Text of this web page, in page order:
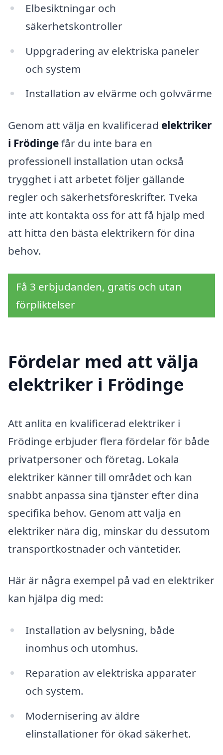
Elbesiktningar och
säkerhetskontroller
Uppgradering av elektriska paneler
och system
Installation av elvärme och golvvärme
Genom att välja en kvalificerad elektriker
i Frödingefår du inte bara en
professionell installation utan också
trygghet i att arbetet följer gällande
regler och säkerhetsföreskrifter. Tveka
inte att kontakta oss för att få hjälp med
att hitta den bästa elektrikern för dina
behov.
Få 3 erbjudanden, gratis och utan
förpliktelser
Fördelar med att välja
elektriker i Frödinge
Att anlita en kvalificerad elektriker i
Frödinge erbjuder flera fördelar för både
privatpersoner och företag. Lokala
elektriker känner till området och kan
snabbt anpassa sina tjänster efter dina
specifika behov. Genom att välja en
elektriker nära dig, minskar du dessutom
transportkostnader och väntetider.
Här är några exempel på vad en elektriker
kan hjälpa dig med:
Installation av belysning, både
inomhus och utomhus.
Reparation av elektriska apparater
och system.
Modernisering av äldre
elinstallationer för ökad säkerhet.